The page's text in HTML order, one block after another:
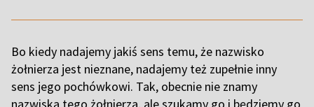
Bo kiedy nadajemy jakiś sens temu, że nazwisko
żołnierza jest nieznane, nadajemy też zupełnie inny
sens jego pochówkowi. Tak, obecnie nie znamy
nazwiska tego żołnierza, ale szukamy go i będziemy go